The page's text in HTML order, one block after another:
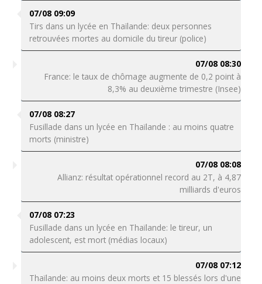
07/08 09:09
Tirs dans un lycée en Thaïlande: deux personnes
retrouvées mortes au domicile du tireur (police)
07/08 08:30
France: le taux de chômage augmente de 0,2 point à
8,3% au deuxième trimestre (Insee)
07/08 08:27
Fusillade dans un lycée en Thaïlande : au moins quatre
morts (ministre)
07/08 08:08
Allianz: résultat opérationnel record au 2T, à 4,87
milliards d'euros
07/08 07:23
Fusillade dans un lycée en Thaïlande: le tireur, un
adolescent, est mort (médias locaux)
07/08 07:12
Thaïlande: au moins deux morts et 15 blessés lors d'une